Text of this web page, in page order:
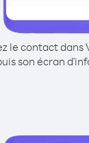
le contact dans
son écran